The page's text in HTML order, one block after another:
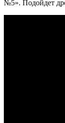
№5». Подойдет